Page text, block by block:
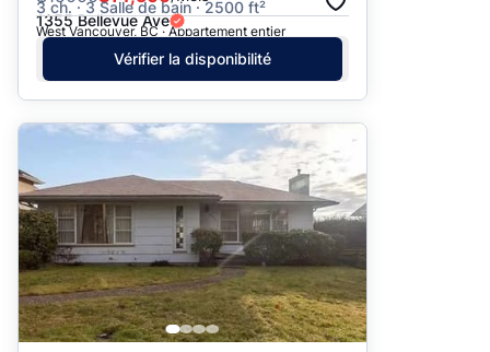
3 ch. · 3 Salle de bain · 2500 ft²
1355 Bellevue Ave
West Vancouver, BC · Appartement entier
Vérifier la disponibilité